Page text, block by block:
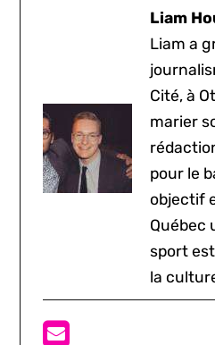
Liam
Liam a
Cité, à
marier
pour le
objectif
Québec
sport
la